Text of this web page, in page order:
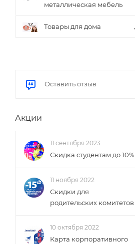
металлическая мебель
Товары для дома
Оставить отзыв
Акции
11 сентября 2023
Скидка студентам до 10%
11 ноября 2022
Скидки для
родительских комитетов
10 октября 2022
Карта корпоративного